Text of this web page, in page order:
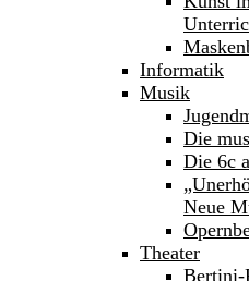
Informatik
Musik
Die
Die 6c
Neue
Theater
Bertini-